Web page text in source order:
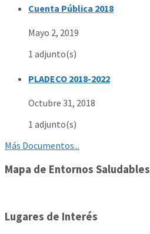
Cuenta Pública 2018
Mayo 2, 2019
1 adjunto(s)
PLADECO 2018-2022
Octubre 31, 2018
1 adjunto(s)
Más Documentos...
Mapa de Entornos Saludables
Lugares de Interés